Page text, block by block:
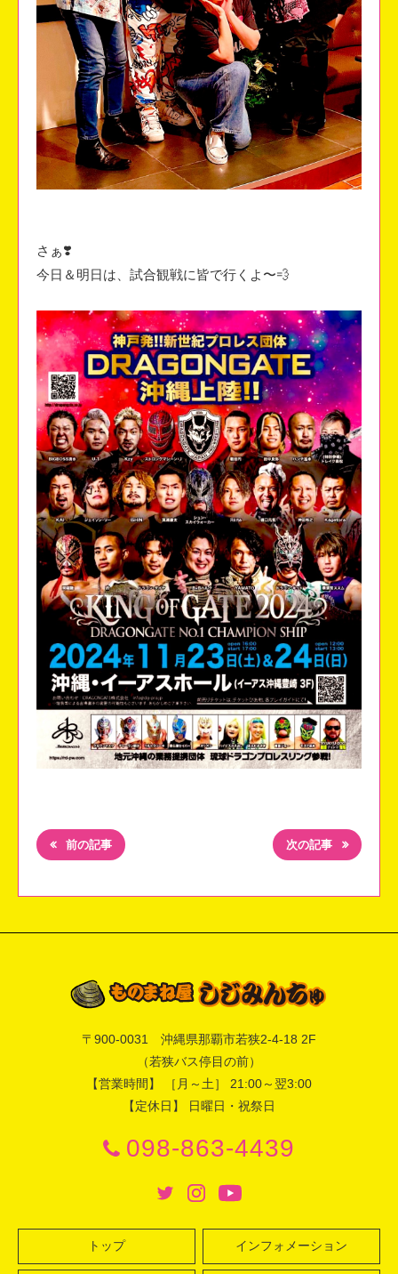
さぁ❣️
今日＆明日は、試合観戦に皆で行くよ〜💨
前の記事 次の記事
〒 900-0031 沖縄県那覇市若狭2-4-18 2F
（若狭バス停目の前）
【営業時間】 ［月～土］ 21:00～翌3:00
【定休日】 日曜日・祝祭日
098-863-4439
トップ インフォメーション